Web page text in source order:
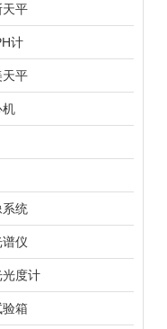
天平
计
天平
机
系统
仪
度计
验箱